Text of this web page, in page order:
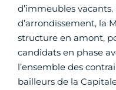
d’immeubles
d’arrondissement, la
structure en amont,
candidats en phase
l’ensemble des
bailleurs de la